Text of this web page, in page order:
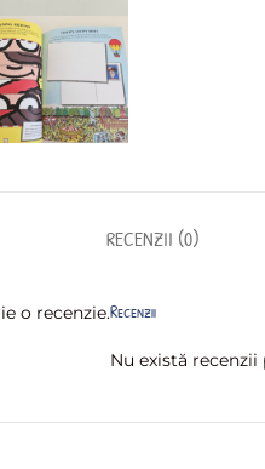
RECENZII (0)
Recenzii
Nu există recenzii
o recenzie.